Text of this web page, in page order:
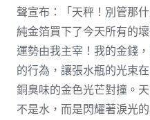
聲宣布：「天秤！別管那
純金箔買下了今天所有的
運勢由我主宰！我的金錢
的行為，讓張水瓶的光束
銅臭味的金色光芒對撞。
不是水，而是閃耀著淚光